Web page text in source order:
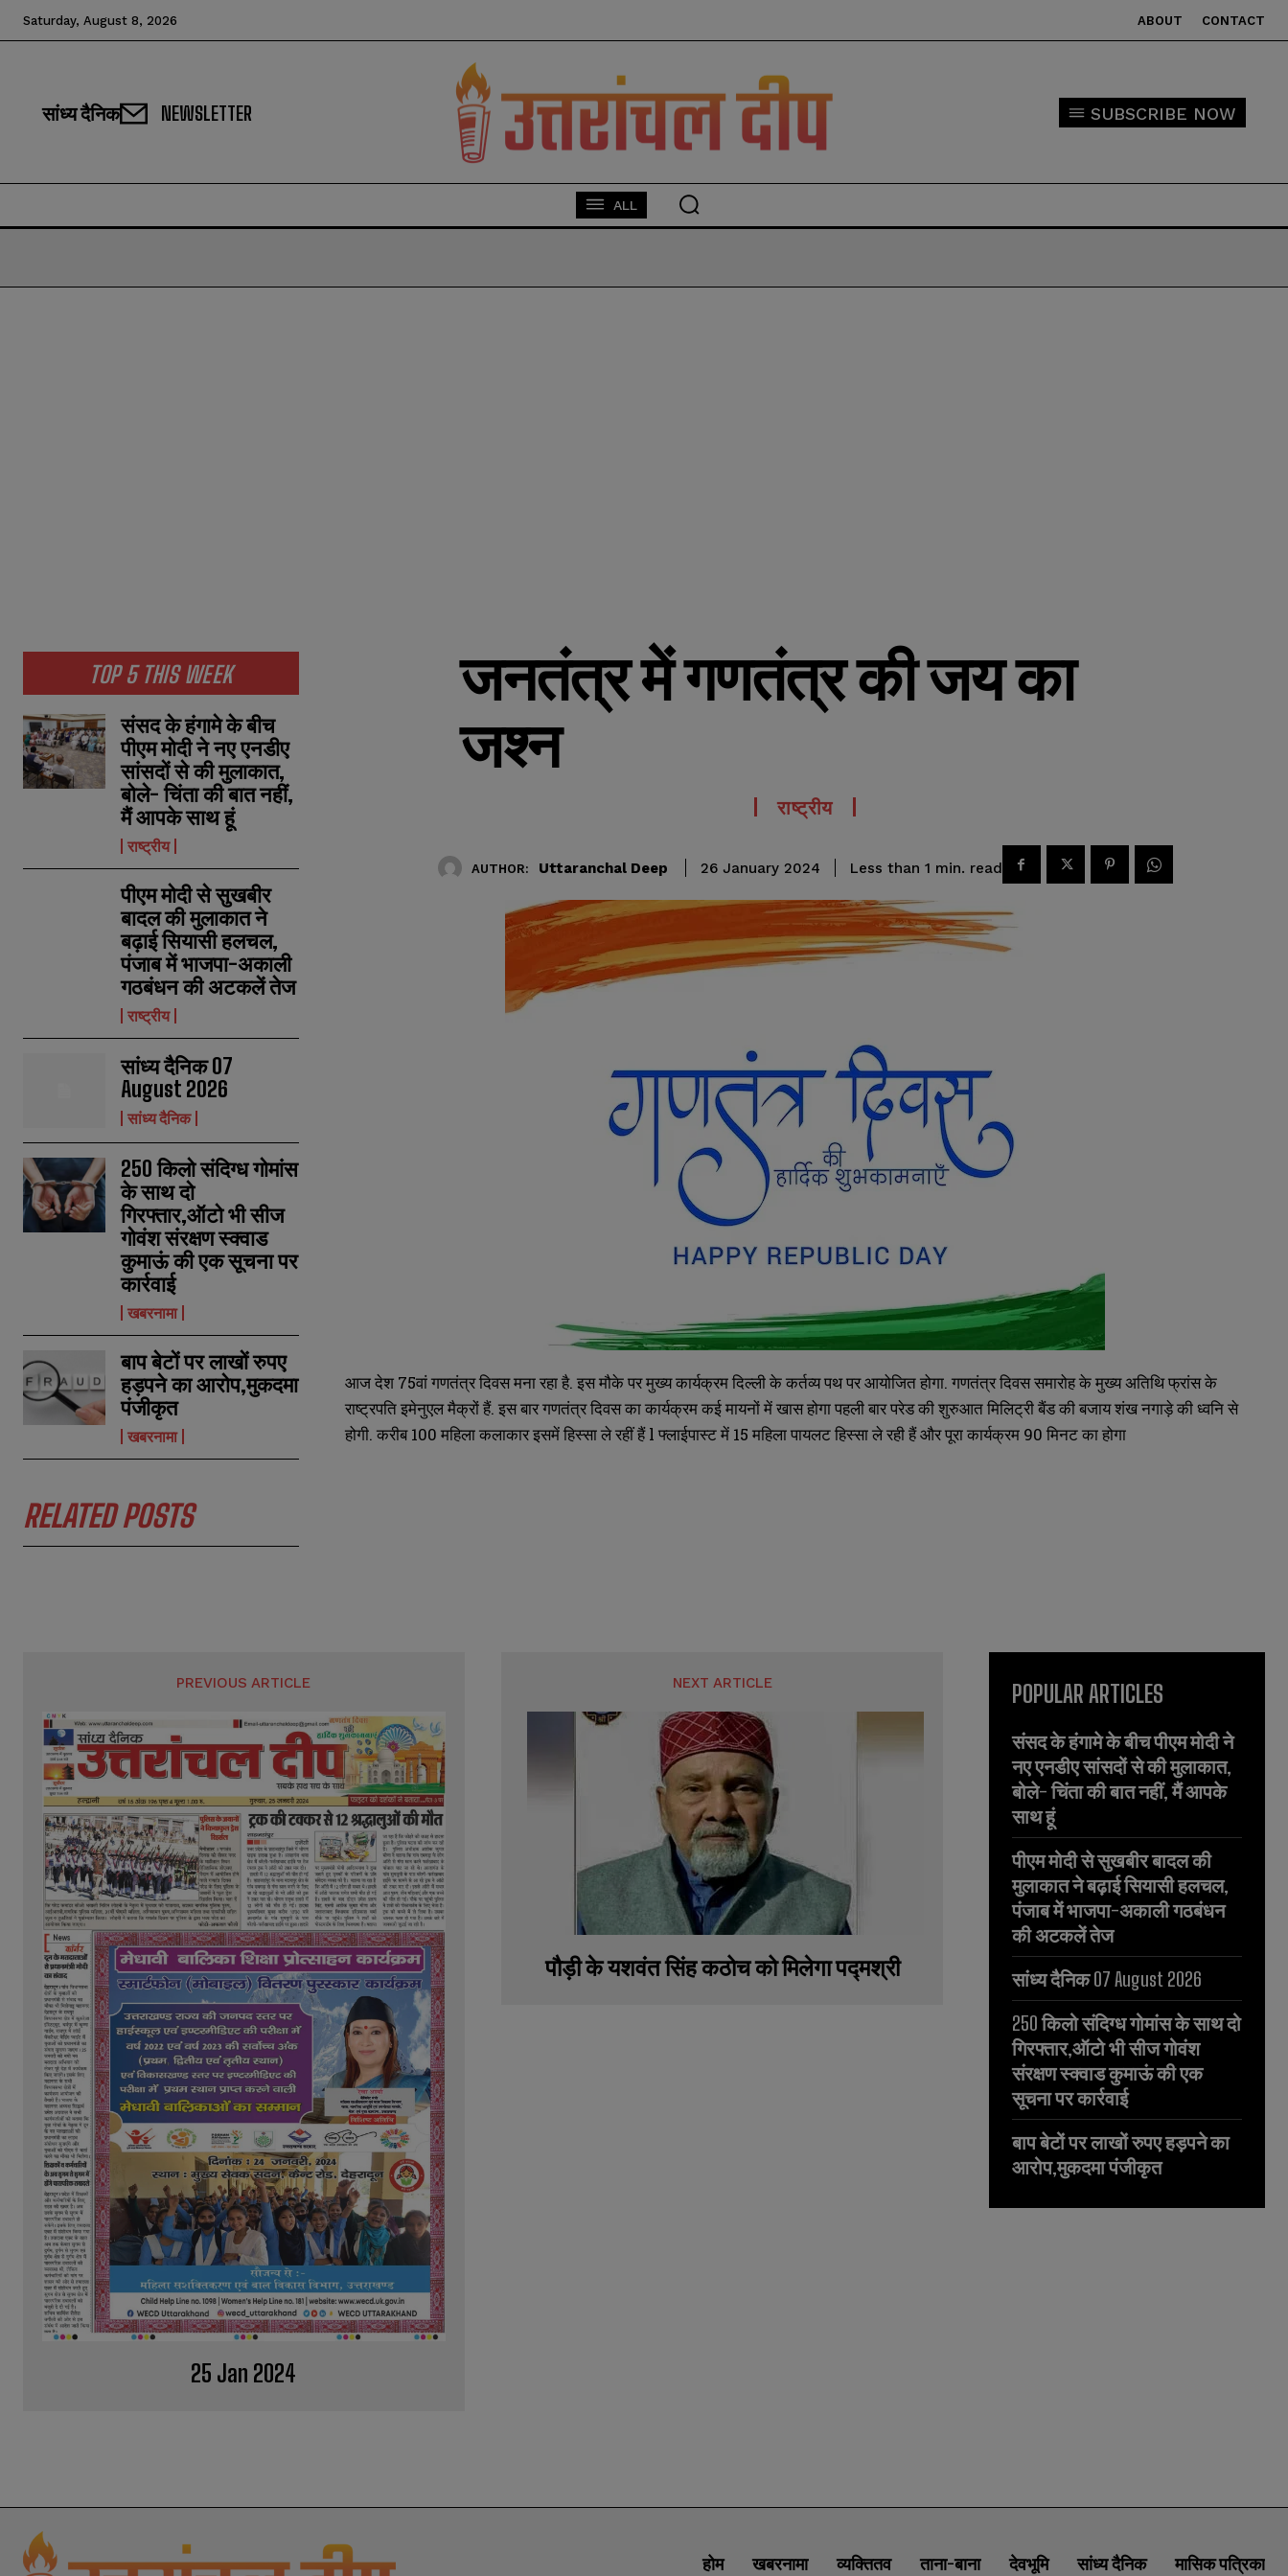
N
m
e
E
N
m
e
E
Saturday, August 8, 2026 ABOUT CONTACT
सांध्य दैनिक NEWSLETTER SUBSCRIBE NOW
ALL
TOP 5 THIS WEEK
संसद के हंगामे के बीच
पीएम मोदी ने नए एनडीए
सांसदों से की मुलाकात,
बोले- चिंता की बात नहीं,
मैं आपके साथ हूं
राष्ट्रीय
पीएम मोदी से सुखबीर
बादल की मुलाकात ने
बढ़ाई सियासी हलचल,
पंजाब में भाजपा-अकाली
गठबंधन की अटकलें तेज
राष्ट्रीय
सांध्य दैनिक 07
August 2026
सांध्य दैनिक
250 किलो संदिग्ध गोमांस
के साथ दो
गिरफ्तार,ऑटो भी सीज
गोवंश संरक्षण स्क्वाड
कुमाऊं की एक सूचना पर
कार्रवाई
खबरनामा
बाप बेटों पर लाखों रुपए
हड़पने का आरोप,मुकदमा
पंजीकृत
खबरनामा
RELATED POSTS
जनतंत्र में गणतंत्र की जय का
जश्न
राष्ट्रीय
AUTHOR: Uttaranchal Deep 26 January 2024 Less than 1 min. read
आज देश 75वां गणतंत्र दिवस मना रहा है. इस मौके पर मुख्य कार्यक्रम दिल्ली के कर्तव्य पथ पर आयोजित होगा. गणतंत्र दिवस समारोह के मुख्य अतिथि फ्रांस के
राष्ट्रपति इमेनुएल मैक्रों हैं. इस बार गणतंत्र दिवस का कार्यक्रम कई मायनों में खास होगा पहली बार परेड की शुरुआत मिलिट्री बैंड की बजाय शंख नगाड़े की ध्वनि से
होगी. करीब 100 महिला कलाकार इसमें हिस्सा ले रहीं हैं l फ्लाईपास्ट में 15 महिला पायलट हिस्सा ले रही हैं और पूरा कार्यक्रम 90 मिनट का होगा
PREVIOUS ARTICLE
25 Jan 2024
NEXT ARTICLE
पौड़ी के यशवंत सिंह कठोच को मिलेगा पद्मश्री
POPULAR ARTICLES
संसद के हंगामे के बीच पीएम मोदी ने
नए एनडीए सांसदों से की मुलाकात,
बोले- चिंता की बात नहीं, मैं आपके
साथ हूं
पीएम मोदी से सुखबीर बादल की
मुलाकात ने बढ़ाई सियासी हलचल,
पंजाब में भाजपा-अकाली गठबंधन
की अटकलें तेज
सांध्य दैनिक 07 August 2026
250 किलो संदिग्ध गोमांस के साथ दो
गिरफ्तार,ऑटो भी सीज गोवंश
संरक्षण स्क्वाड कुमाऊं की एक
सूचना पर कार्रवाई
बाप बेटों पर लाखों रुपए हड़पने का
आरोप,मुकदमा पंजीकृत
होम खबरनामा व्यक्तितव ताना-बाना देवभूमि सांध्य दैनिक मासिक पत्रिका